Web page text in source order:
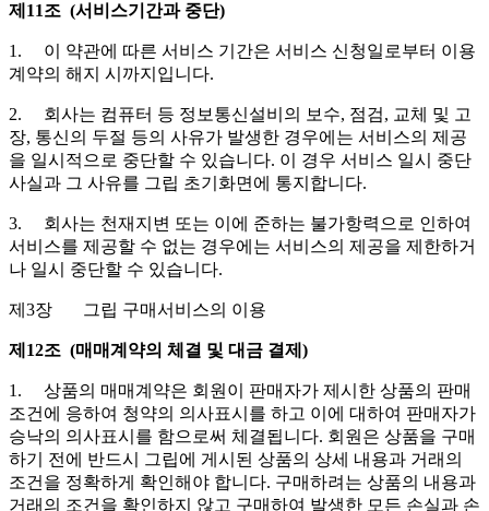
제11조 (서비스기간과 중단)
1. 이 약관에 따른 서비스 기간은 서비스 신청일로부터 이용
계약의 해지 시까지입니다.
2. 회사는 컴퓨터 등 정보통신설비의 보수, 점검, 교체 및 고
장, 통신의 두절 등의 사유가 발생한 경우에는 서비스의 제공
을 일시적으로 중단할 수 있습니다. 이 경우 서비스 일시 중단
사실과 그 사유를 그립 초기화면에 통지합니다.
3. 회사는 천재지변 또는 이에 준하는 불가항력으로 인하여
서비스를 제공할 수 없는 경우에는 서비스의 제공을 제한하거
나 일시 중단할 수 있습니다.
제3장 그립 구매서비스의 이용
제12조 (매매계약의 체결 및 대금 결제)
1. 상품의 매매계약은 회원이 판매자가 제시한 상품의 판매
조건에 응하여 청약의 의사표시를 하고 이에 대하여 판매자가
승낙의 의사표시를 함으로써 체결됩니다. 회원은 상품을 구매
하기 전에 반드시 그립에 게시된 상품의 상세 내용과 거래의
조건을 정확하게 확인해야 합니다. 구매하려는 상품의 내용과
거래의 조건을 확인하지 않고 구매하여 발생한 모든 손실과 손